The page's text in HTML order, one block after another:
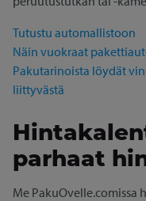
Tutustu automallistoon
Näin vuokraat
Pakutarinoista löydät
liittyvästä
parhaat
Me